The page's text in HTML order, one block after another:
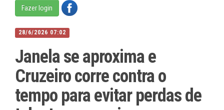
Fazer login
28/6/2026 07:02
Janela se aproxima e
Cruzeiro corre contra o
tempo para evitar perdas de